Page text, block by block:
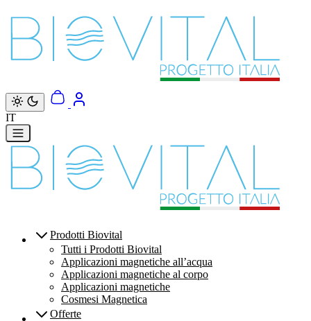
Vai direttamente ai contenuti
IT
Prodotti Biovital
Tutti i Prodotti Biovital
Applicazioni magnetiche all’acqua
Applicazioni magnetiche al corpo
Applicazioni magnetiche
Cosmesi Magnetica
Offerte